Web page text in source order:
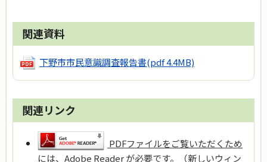
関連資料
下野市市民意識調査報告書(pdf 4.4MB)
関連リンク
PDFファイルをご覧いただくため
には、Adobe Reader が必要です。（新しいウィン